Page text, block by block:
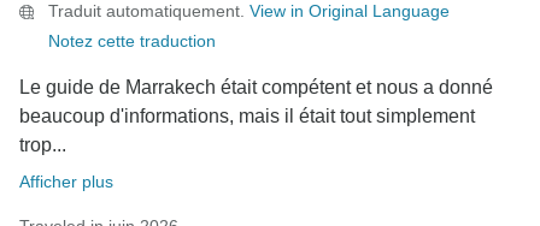
Traduit automatiquement. View in Original Language
Notez cette traduction
Le guide de Marrakech était compétent et nous a donné
beaucoup d'informations, mais il était tout simplement
trop...
Afficher plus